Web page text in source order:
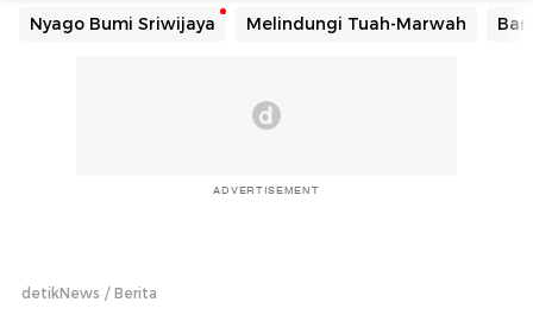
Nyago Bumi Sriwijaya Melindungi Tuah-Marwah
ADVERTISEMENT
detikNews Berita